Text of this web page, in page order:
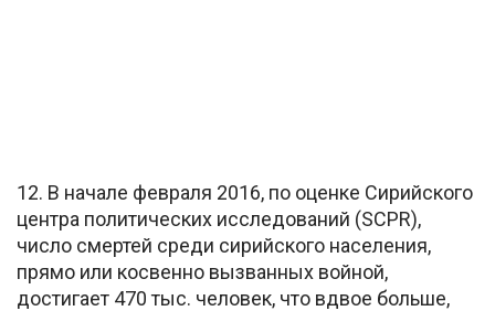
12. В начале февраля 2016, по оценке Сирийского
центра политических исследований (SCPR),
число смертей среди сирийского населения,
прямо или косвенно вызванных войной,
достигает 470 тыс. человек, что вдвое больше,